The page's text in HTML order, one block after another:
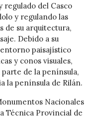
del Casco
y regulando las
de su arquitectura,
Debido a su
paisajístico
y conos visuales,
de la península,
la península de Rilán.
Nacionales
Técnica Provincial de